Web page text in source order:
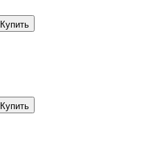
Купить
Купить